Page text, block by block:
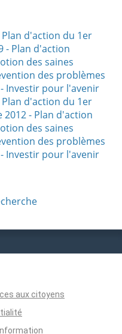
d'action du 1er
- Plan d'action
des saines
des problèmes
Investir pour l'avenir
d'action du 1er
2012 - Plan d'action
des saines
des problèmes
Investir pour l'avenir
aux citoyens